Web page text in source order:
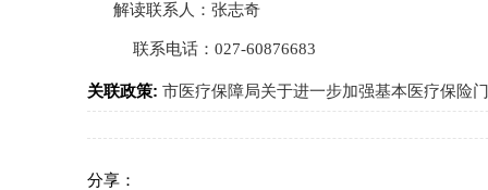
解读联系人：张志奇
联系电话：027-60876683
关联政策: 市医疗保障局关于进一步加强基本医疗保险
分享：